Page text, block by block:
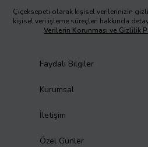
Çiçeksepeti olarak kişisel verilerinizin
kişisel veri işleme süreçleri hakkında
Verilerin Korunması ve Gizlilik
Faydalı Bilgiler
Kurumsal
İletişim
Özel Günler